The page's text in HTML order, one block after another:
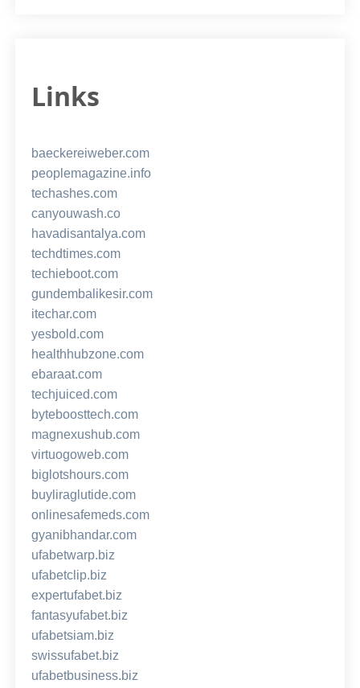
Links
baeckereiweber.com
peoplemagazine.info
techashes.com
canyouwash.co
havadisantalya.com
techdtimes.com
techieboot.com
gundembalikesir.com
itechar.com
yesbold.com
healthhubzone.com
ebaraat.com
techjuiced.com
byteboosttech.com
magnexushub.com
virtuogoweb.com
biglotshours.com
buyliraglutide.com
onlinesafemeds.com
gyanibhandar.com
ufabetwarp.biz
ufabetclip.biz
expertufabet.biz
fantasyufabet.biz
ufabetsiam.biz
swissufabet.biz
ufabetbusiness.biz